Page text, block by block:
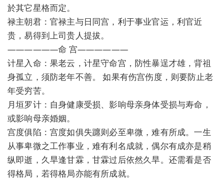
於其它星格而定。
禄主朝君：官禄主与日同宫，利于事业官运，利官近
贵，易得到上司贵人提拔。
——————命 宫——————
计星入命：果老云，计星守命宫，防性暴逞才雄，背祖
身孤立，须防老年不善。 如果有伤宫伤度，则要防止老
年受穷苦。
月垣罗计：自身健康受损、影响母亲身体受损与寿命，
或影响母亲婚姻。
宫度俱陷：宫度如俱失躔则必至卑微，难有所成。一生
从事卑微之工作事业，难有利名成就，偶尔有成亦是稍
纵即逝，久旱逢甘霖，甘霖过后依然久旱。还需看是否
得格局，若得格局亦能有所成就。